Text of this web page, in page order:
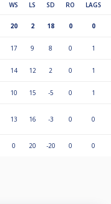
WS LS SD RO LAGS
20 2 18 0 0
17 9 8 0 1
14 12 2 0 1
10 15 -5 0 1
13 16 -3 0 0
0 20 -20 0 0